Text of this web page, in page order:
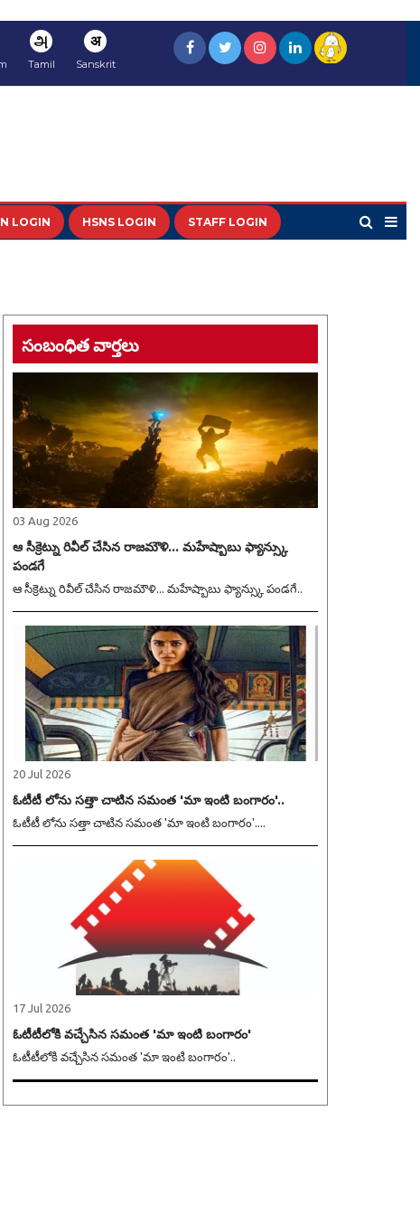
அ
Tamil
अ
Sanskrit
LOGIN HSNS LOGIN STAFF LOGIN
సంబంధిత వార్తలు
03 Aug 2026
ఆ సీక్రెట్ను రివీల్ చేసిన రాజమౌళి... మహేష్బాబు ఫ్యాన్స్కు
పండగే
ఆ సీక్రెట్ను రివీల్ చేసిన రాజమౌళి... మహేష్బాబు ఫ్యాన్స్కు పండగే..
20 Jul 2026
ఓటీటీ లోను సత్తా చాటిన సమంత 'మా ఇంటి బంగారం'..
ఓటీటీ లోను సత్తా చాటిన సమంత 'మా ఇంటి బంగారం'....
17 Jul 2026
ఓటీటీలోకి వచ్చేసిన సమంత 'మా ఇంటి బంగారం'
ఓటీటీలోకి వచ్చేసిన సమంత 'మా ఇంటి బంగారం'..